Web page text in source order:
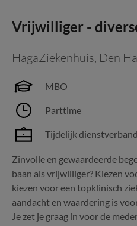
Vrijwilliger -
HagaZiekenhuis, Den
MBO
Parttime
Tijdelijk dienstverband
Zinvolle en gewaardeerde
baan als vrijwilliger? Kiezen
kiezen voor een topklinisch
aandacht en waardering is
Je zet je graag in voor de